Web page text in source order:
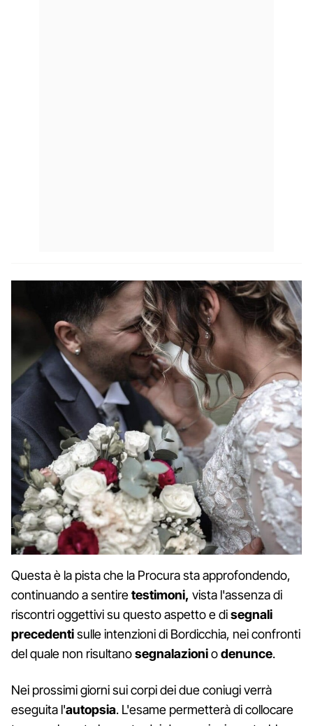
Questa è la pista che la Procura sta approfondendo,
continuando a sentiretestimoni, vista l'assenza di
riscontri oggettivi su questo aspetto e disegnali
precedentisulle intenzioni di Bordicchia, nei confronti
del quale non risultanosegnalazioniodenunce.
Nei prossimi giorni sui corpi dei due coniugi verrà
eseguita l'autopsia. L'esame permetterà di collocare